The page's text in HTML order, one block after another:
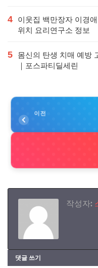
4
이웃집 백만장자 이경
위치 요리연구소 정보
5
몸신의 탄생 치매 예방
｜포스파티딜세린
이전
작성자:
댓글 쓰기